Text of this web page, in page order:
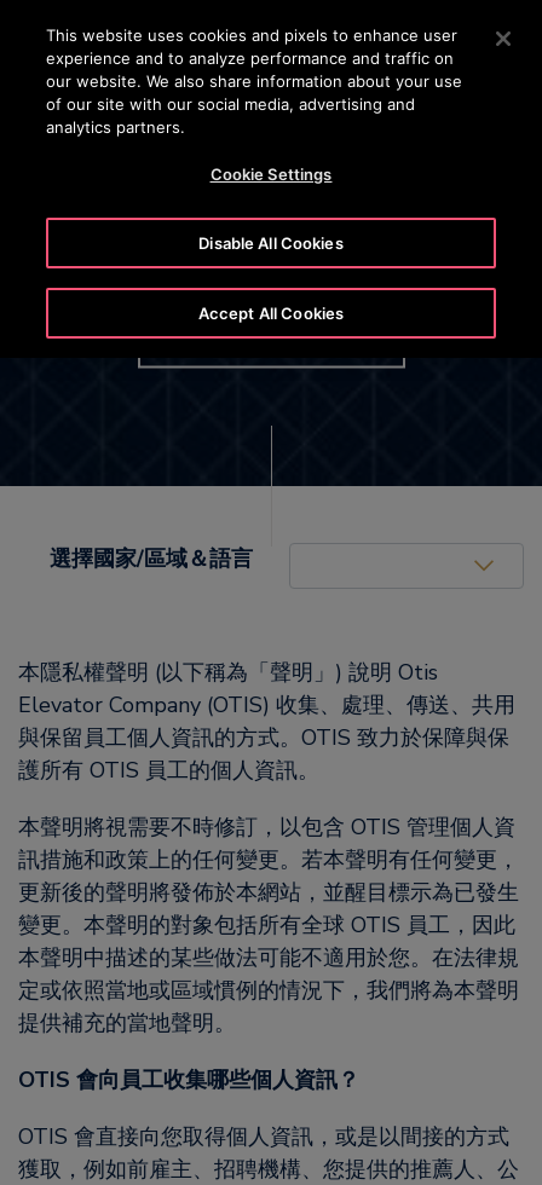
Press Enter to skip to Main Content
SEARCH
Otis Employee Privacy Policy
OPTIONAL BUTTON
選擇國家/區域＆語言 United States (EN)
本隱私權聲明 (以下稱為「聲明」) 說明 Otis
Elevator Company (OTIS) 收集、處理、傳送、共用
與保留員工個人資訊的方式。OTIS 致力於保障與保
護所有 OTIS 員工的個人資訊。
本聲明將視需要不時修訂，以包含 OTIS 管理個人資
訊措施和政策上的任何變更。若本聲明有任何變更，
更新後的聲明將發佈於本網站，並醒目標示為已發生
變更。本聲明的對象包括所有全球 OTIS 員工，因此
本聲明中描述的某些做法可能不適用於您。在法律規
定或依照當地或區域慣例的情況下，我們將為本聲明
提供補充的當地聲明。
OTIS 會向員工收集哪些個人資訊？
OTIS 會直接向您取得個人資訊，或是以間接的方式
獲取，例如前雇主、招聘機構、您提供的推薦人、公
This website uses cookies and pixels to enhance user
experience and to analyze performance and traffic on
our website. We also share information about your use
of our site with our social media, advertising and
analytics partners.
Cookie Settings
Disable All Cookies
Accept All Cookies